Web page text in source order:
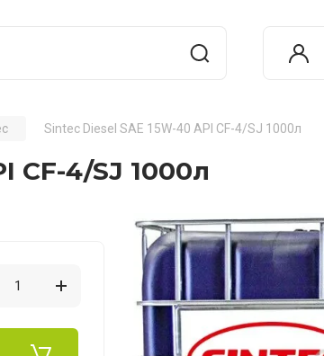
Sintec Diesel SAE 15W-40 API CF-4/SJ 1000л
CF-4/SJ 1000л